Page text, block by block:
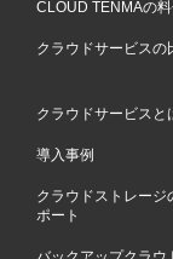
CLOUD TENMAの
クラウドサービスの
クラウドサービスと
導入事例
クラウドストレージ
ポート